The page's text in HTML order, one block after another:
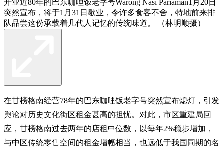
开业近80年的巴东咖哩饭老字号Warong Nasi Pariaman1月20日
突然宣布，将于1月31日歇业，令许多食客不舍，特地前来排
队品尝这份承载着几代人记忆的传统味道。 （林明顺摄）
在甘榜格南经营78年的巴东咖哩饭老字号突然宣布熄灯 ，引发
舆论对历史文化街区租金甚高的担忧。对此，市区重建局回
应，甘榜格南过去两年的店租中位数，以每年2%稳步增加，
与中区传统零售空间的租金增幅相当，也远低于我国同期的名